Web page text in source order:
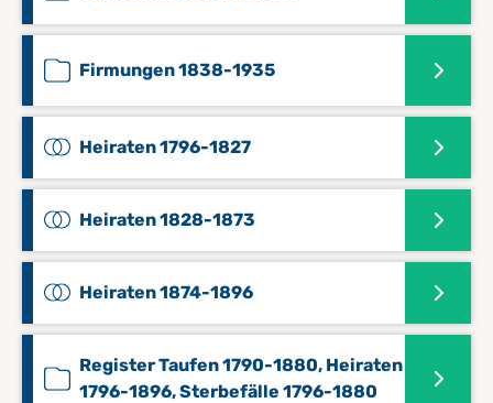
Firmungen 1838-1935
Heiraten 1796-1827
Heiraten 1828-1873
Heiraten 1874-1896
Register Taufen 1790-1880, Heiraten
1796-1896, Sterbefälle 1796-1880
1696-1798 Ortsgemeinde Landstuhl
1776-1787 (Abschriften) Landesarchiv Speyer